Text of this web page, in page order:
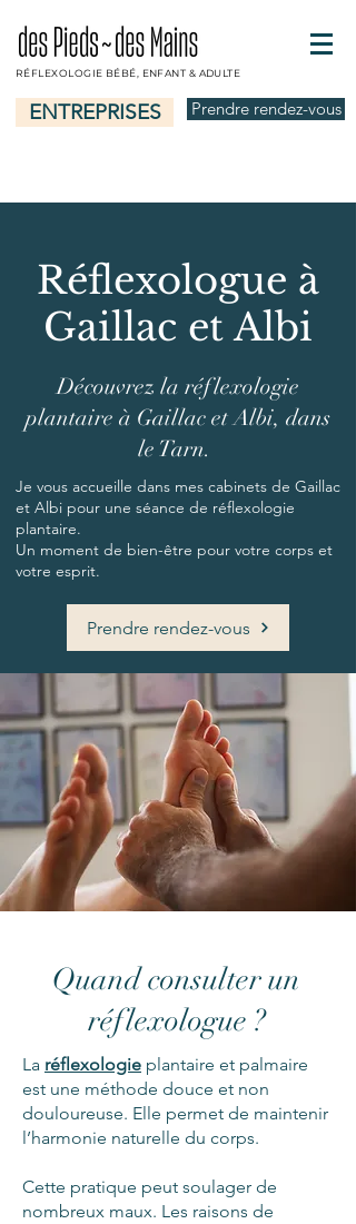
RÉFLEXOLOGIE BÉBÉ, ENFANT & ADULTE
ENTREPRISES Prendre rendez-vous
Réflexologue à
Gaillac et Albi
Découvrez la réflexologie
plantaire à Gaillac et Albi, dans
le Tarn.
Je vous accueille dans mes cabinets de Gaillac
et Albi pour une séance de réflexologie
plantaire.
Un moment de bien-être pour votre corps et
votre esprit.
Prendre rendez-vous
Quand consulter un
réflexologue ?
La réflexologie plantaire et palmaire
est une méthode douce et non
douloureuse. Elle permet de maintenir
l’harmonie naturelle du corps.
Cette pratique peut soulager de
nombreux maux. Les raisons de